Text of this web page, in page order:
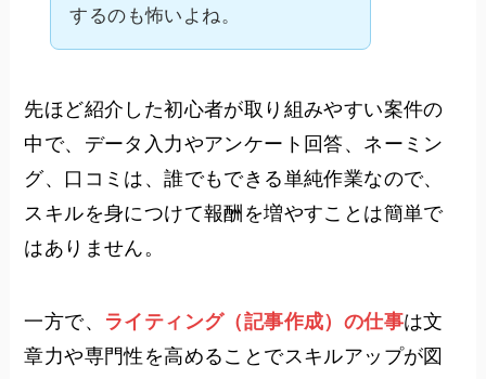
するのも怖いよね。
先ほど紹介した初心者が取り組みやすい案件の
中で、データ入力やアンケート回答、ネーミン
グ、口コミは、誰でもできる単純作業なので、
スキルを身につけて報酬を増やすことは簡単で
はありません。
一方で、 ライティング（記事作成）の仕事は文
章力や専門性を高めることでスキルアップが図